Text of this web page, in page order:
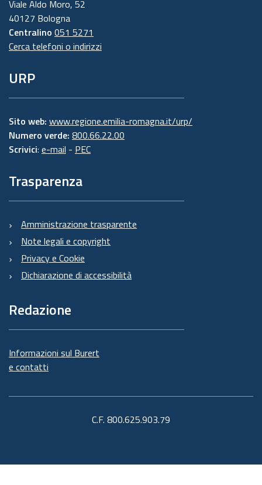
Viale Aldo Moro, 52
40127 Bologna
Centralino 051 5271
Cerca telefoni o indirizzi
URP
Sito web: www.regione.emilia-romagna.it/urp/
Numero verde: 800.66.22.00
Scrivici: e-mail - PEC
Trasparenza
Amministrazione trasparente
Note legali e copyright
Privacy e Cookie
Dichiarazione di accessibilità
Redazione
Informazioni sul Burert
e contatti
C.F. 800.625.903.79